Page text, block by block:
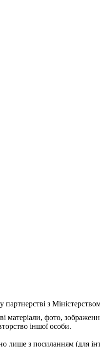
у партнерстві з
матеріали, фото,
іншої особи.
лише з посиланням (для